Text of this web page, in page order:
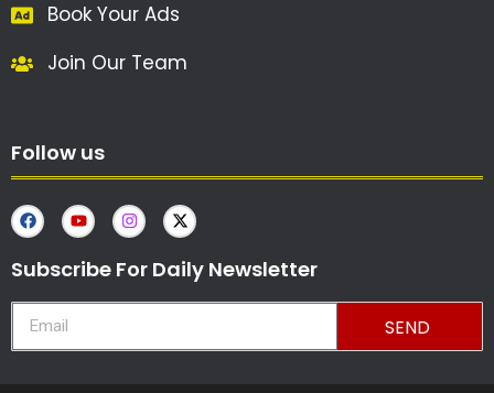
Book Your Ads
Join Our Team
Follow us
Subscribe For Daily Newsletter
SEND